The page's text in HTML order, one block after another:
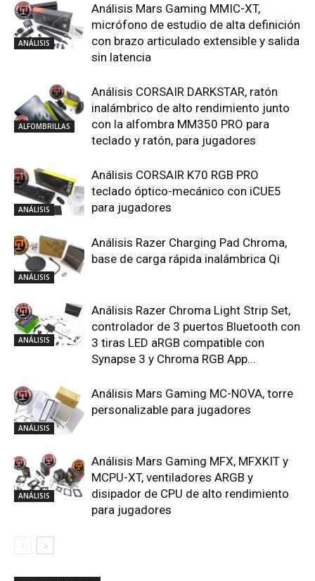
ANÁLISIS
Análisis Mars Gaming MMIC-XT,
micrófono de estudio de alta definición
con brazo articulado extensible y salida
sin latencia
ALFOMBRILLAS
Análisis CORSAIR DARKSTAR, ratón
inalámbrico de alto rendimiento junto
con la alfombra MM350 PRO para
teclado y ratón, para jugadores
ANÁLISIS
Análisis CORSAIR K70 RGB PRO
teclado óptico-mecánico con iCUE5
para jugadores
ANÁLISIS
Análisis Razer Charging Pad Chroma,
base de carga rápida inalámbrica Qi
ANÁLISIS
Análisis Razer Chroma Light Strip Set,
controlador de 3 puertos Bluetooth con
3 tiras LED aRGB compatible con
Synapse 3 y Chroma RGB App...
ANÁLISIS
Análisis Mars Gaming MC-NOVA, torre
personalizable para jugadores
ANÁLISIS
Análisis Mars Gaming MFX, MFXKIT y
MCPU-XT, ventiladores ARGB y
disipador de CPU de alto rendimiento
para jugadores